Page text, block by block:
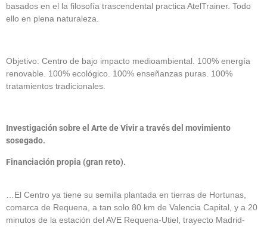
basados en el la filosofía trascendental practica AtelTrainer. Todo
ello en plena naturaleza.
Objetivo: Centro de bajo impacto medioambiental. 100% energía
renovable. 100% ecológico. 100% enseñanzas puras. 100%
tratamientos tradicionales.
Investigación sobre el Arte de Vivir a través del movimiento
sosegado.
Financiación propia (gran reto).
…El Centro ya tiene su semilla plantada en tierras de Hortunas,
comarca de Requena, a tan solo 80 km de Valencia Capital, y a 20
minutos de la estación del AVE Requena-Utiel, trayecto Madrid-